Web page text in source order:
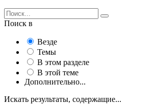
Поиск в
Везде
Темы
В этом разделе
В этой теме
Дополнительно...
Искать результаты, содержащие...